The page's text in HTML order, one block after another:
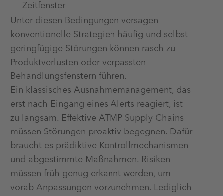
Zeitfenster
Unter diesen Bedingungen versagen
konventionelle Strategien häufig und selbst
geringfügige Störungen können rasch zu
Produktverlusten oder verpassten
Behandlungsfenstern führen.
Ein klassisches Ausnahmemanagement, das
erst nach Eingang eines Alerts reagiert, ist
zu langsam. Effektive ATMP Supply Chains
müssen Störungen proaktiv begegnen. Dafür
braucht es prädiktive Kontrollmechanismen
und abgestimmte Maßnahmen. Risiken
müssen früh genug erkannt werden, um
vorab Anpassungen vorzunehmen. Lediglich